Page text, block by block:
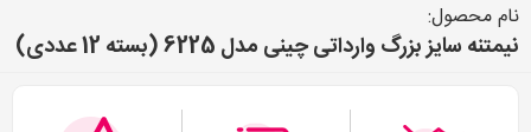
نام محصول:
نیمتنه سایز بزرگ وارداتی چینی مدل 6225 (بسته 12 عددی)